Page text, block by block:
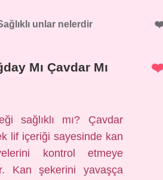
unlar nelerdir
Mı Çavdar Mı
sağlıklı mı? Çavdar
lif içeriği sayesinde kan
kontrol etmeye
Kan şekerini yavaşça